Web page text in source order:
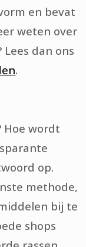
en bevat
weten over
dan ons
.
Hoe wordt
op.
methode,
bij te
shops